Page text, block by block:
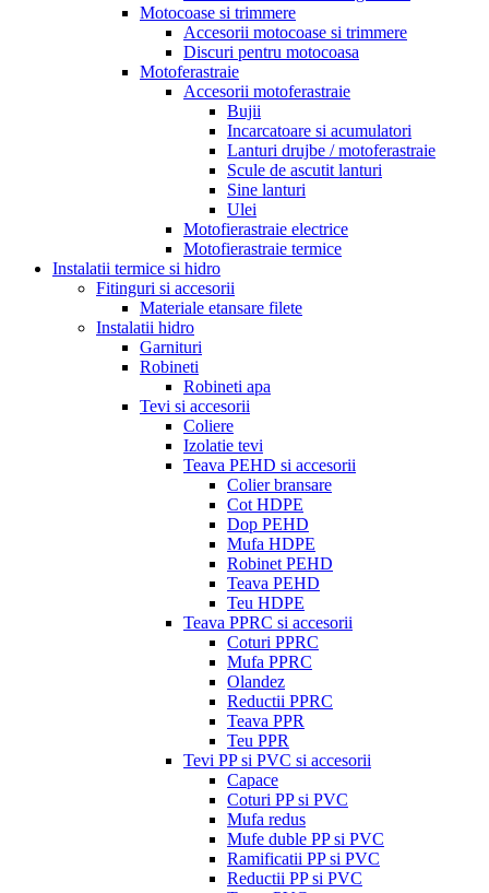
Motocoase si trimmere
Accesorii motocoase si trimmere
Discuri pentru motocoasa
Motoferastraie
Accesorii motoferastraie
Bujii
Incarcatoare si acumulatori
Lanturi drujbe / motoferastraie
Scule de ascutit lanturi
Sine lanturi
Ulei
Motofierastraie electrice
Motofierastraie termice
Instalatii termice si hidro
Fitinguri si accesorii
Materiale etansare filete
Instalatii hidro
Garnituri
Robineti
Robineti apa
Tevi si accesorii
Coliere
Izolatie tevi
Teava PEHD si accesorii
Colier bransare
Cot HDPE
Dop PEHD
Mufa HDPE
Robinet PEHD
Teava PEHD
Teu HDPE
Teava PPRC si accesorii
Coturi PPRC
Mufa PPRC
Olandez
Reductii PPRC
Teava PPR
Teu PPR
Tevi PP si PVC si accesorii
Capace
Coturi PP si PVC
Mufa redus
Mufe duble PP si PVC
Ramificatii PP si PVC
Reductii PP si PVC